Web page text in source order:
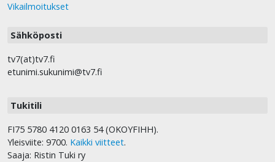
Vikailmoitukset
Sähköposti
tv7(at)tv7.fi
etunimi.sukunimi@tv7.fi
Tukitili
FI75 5780 4120 0163 54 (OKOYFIHH).
Yleisviite: 9700. Kaikki viitteet.
Saaja: Ristin Tuki ry